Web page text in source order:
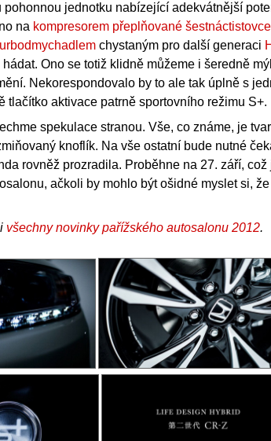
pohonnou jednotku nabízející adekvátnější
na kompresorem přeplňované
chystaným pro další generaci
Ono se totiž klidně můžeme i šeredně
Nekorespondovalo by to ale tak úplně s
tlačítko aktivace patrně sportovního režimu S+.
spekulace stranou. Vše, co známe, je
knoflík. Na vše ostatní bude nutné
rovněž prozradila. Proběhne na 27. září,
ačkoli by mohlo být ošidné myslet si,
všechny novinky pařížského autosalonu 2012.